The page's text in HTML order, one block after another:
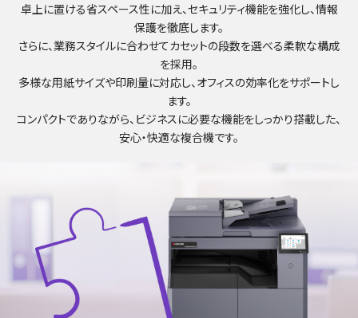
卓上に置ける省スペース性に加え、セキュリティ機能を強化し、情報
保護を徹底します。
さらに、業務スタイルに合わせてカセットの段数を選べる柔軟な構成
を採用。
多様な用紙サイズや印刷量に対応し、オフィスの効率化をサポートし
ます。
コンパクトでありながら、ビジネスに必要な機能をしっかり搭載した、
安心・快適な複合機です。